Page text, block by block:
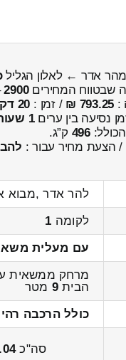
שבטווח המחירים2900
:
793.25 ₪ / זמן : 20 דקות 51 שניות
נסיעה בין ערים1 שעות , 30 דקות
496 ק”ג.
/ הצעת מחיר עבור : להב
להר אדר ,מבוא
לקומה 1
עם מעלית משא
מרחק ממשאית
הבית9 מטר
כולל הרכבה
סה"כ